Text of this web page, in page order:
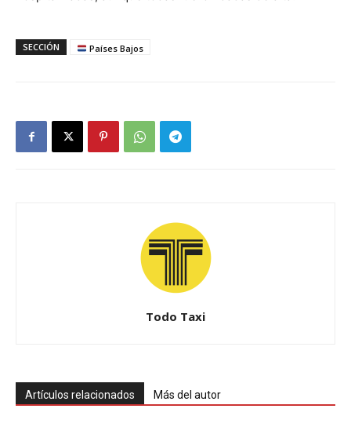
SECCIÓN Países Bajos
Todo Taxi
Artículos relacionados Más del autor